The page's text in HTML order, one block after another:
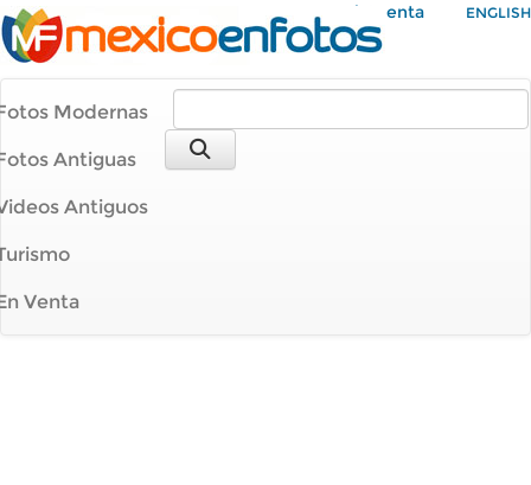
Mi Cuenta ENGLISH
Modernas
Antiguas
Antiguos
Venta